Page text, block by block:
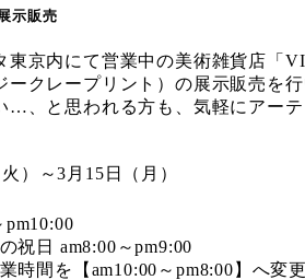
示販売
東京内にて営業中の美術雑貨店「
ークレープリント）の展示販売を行
…、と思われる方も、気軽にアー
）～3月15日（月）
pm10:00
祝日 am8:00～pm9:00
時間を【am10:00～pm8:00】へ変